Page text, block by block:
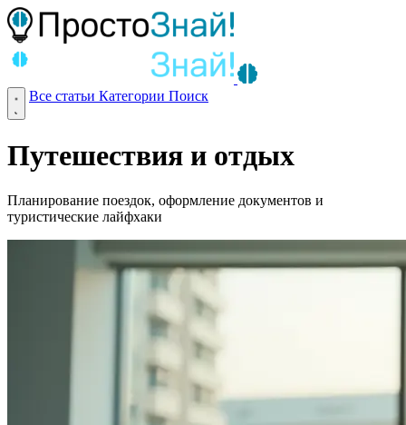
Все статьи Категории Поиск
Путешествия и отдых
Планирование поездок, оформление документов и
туристические лайфхаки